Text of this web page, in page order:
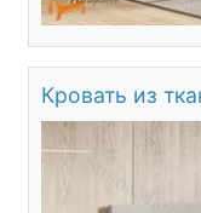
Кровать из